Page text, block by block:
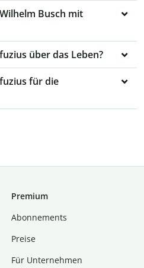
Busch mit
über das Leben?
für die
Premium
Abon­ne­ments
Preise
Für Unternehmen